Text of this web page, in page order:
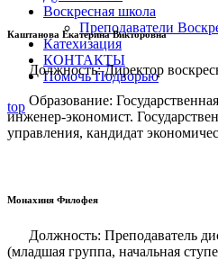
Воскресная школа
Преподаватели
Катехизация
КОНТАКТЫ
Помочь Подворью
top
Каштанова Екатерина Викторовна
Должность: Директор
Образование:
инженер-экономист.
управления, кандидат
Монахиня Филофея
Должность: Преподаватель
(младшая группа, начальная